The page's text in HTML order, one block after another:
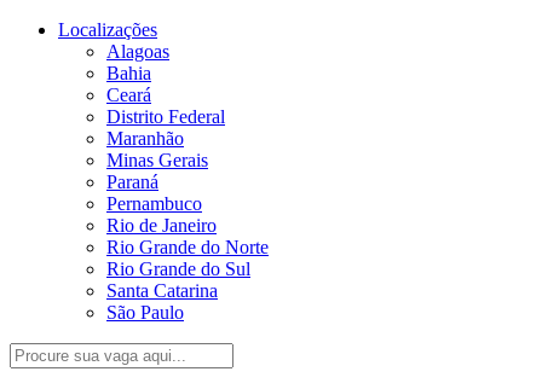
Localizações
Alagoas
Bahia
Ceará
Distrito Federal
Maranhão
Minas Gerais
Paraná
Pernambuco
Rio de Janeiro
Rio Grande do Norte
Rio Grande do Sul
Santa Catarina
São Paulo